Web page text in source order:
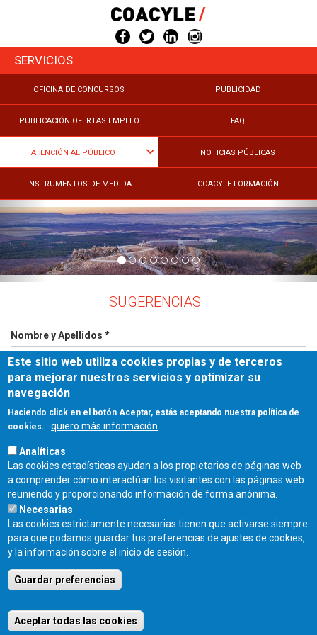
principal
SERVICIOS
OFICINA DE CONCURSOS PUBLICIDAD
PUBLICACIÓN OFERTAS EMPLEO FAQ
ATENCIÓN AL PÚBLICO NOTICIAS PÚBLICAS
INSTRUMENTOS DE MEDIDA COACYLE FORMACIÓN
SUGERENCIAS
Nombre y Apellidos *
Enviar
Miguel Íscar 17, 2º Dcha., 47001 Valladolid - TEL. 983 390 677 -
coacyle@coacyle.com
Este sitio web utiliza cookies propias y de terceros
para mejorar nuestros servicios y optimizar su
navegación
Haciendo click en el botón Aceptar, estás aceptando nuestra política de
cookies.
quiero más información
Analíticas
Las cookies estadísticas ayudan a los propietarios de páginas web
a comprender cómo interactúan los visitantes con las páginas web
reuniendo y proporcionando información de forma anónima.
Necesarias
Las cookies estrictamente necesarias tienen que activarse siempre
para que podamos guardar tus preferencias de ajustes de cookies,
y la información sobre el inicio de sesión.
Guardar preferencias
Aceptar todas las cookies